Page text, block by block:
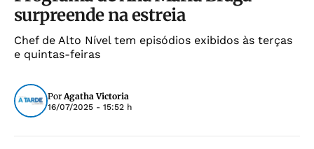
surpreende na estreia
Chef de Alto Nível tem episódios exibidos às terças
e quintas-feiras
PorAgatha Victoria
16/07/2025 - 15:52 h